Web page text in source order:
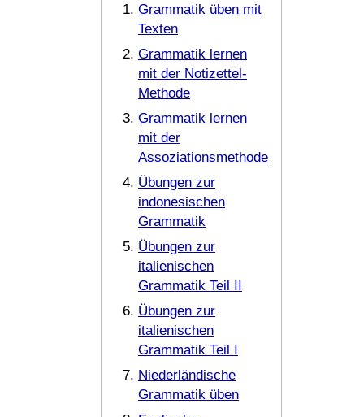
Grammatik üben mit
Texten
Grammatik lernen
mit der Notizettel-
Methode
Grammatik lernen
mit der
Assoziationsmethode
Übungen zur
indonesischen
Grammatik
Übungen zur
italienischen
Grammatik Teil II
Übungen zur
italienischen
Grammatik Teil I
Niederländische
Grammatik üben